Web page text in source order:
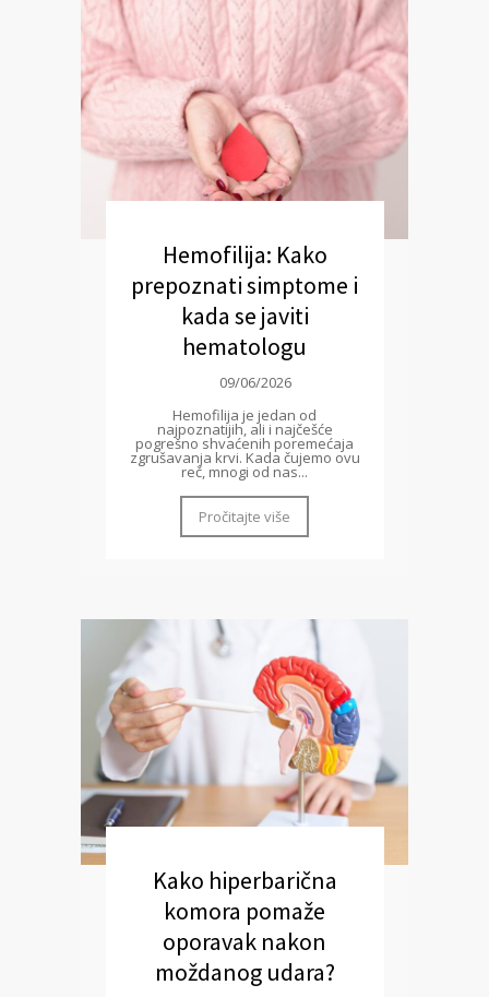
Hemofilija: Kako
prepoznati simptome i
kada se javiti
hematologu
09/06/2026
Hemofilija je jedan od
najpoznatijih, ali i najčešće
pogrešno shvaćenih poremećaja
zgrušavanja krvi. Kada čujemo ovu
reč, mnogi od nas...
Pročitajte više
Kako hiperbarična
komora pomaže
oporavak nakon
moždanog udara?